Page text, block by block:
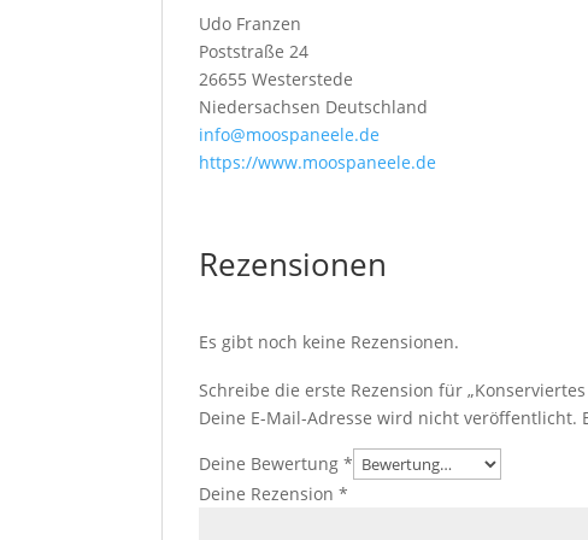
Udo Franzen
Poststraße 24
26655 Westerstede
Niedersachsen Deutschland
info@moospaneele.de
https://www.moospaneele.de
Rezensionen
Es gibt noch keine Rezensionen.
Schreibe die erste Rezension für
Deine E-Mail-Adresse wird nicht veröffentlicht.
Deine Bewertung*
Deine Rezension*